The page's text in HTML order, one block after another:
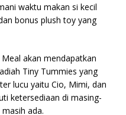
waktu makan si kecil
bonus plush toy yang
akan mendapatkan
Tiny Tummies yang
lucu yaitu Cio, Mimi, dan
ketersediaan di masing-
ada.